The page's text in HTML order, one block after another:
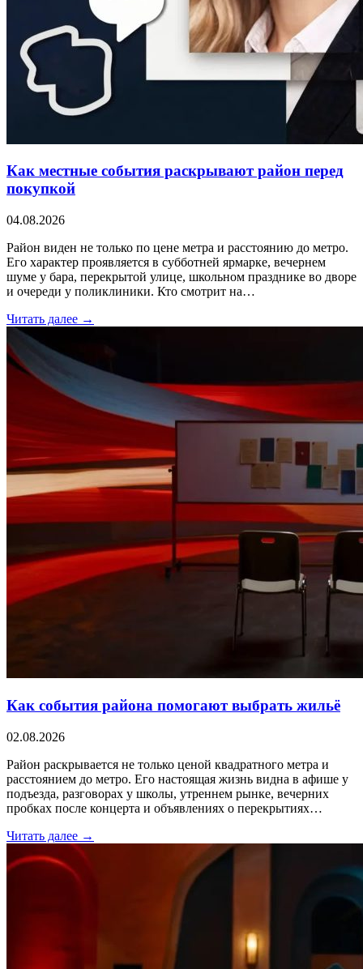
Как местные события раскрывают район перед
покупкой
04.08.2026
Район виден не только по цене метра и расстоянию до метро.
Его характер проявляется в субботней ярмарке, вечернем
шуме у бара, перекрытой улице, школьном празднике во дворе
и очереди у поликлиники. Кто смотрит на…
Читать далее →
Как события района помогают выбрать жильё
02.08.2026
Район раскрывается не только ценой квадратного метра и
расстоянием до метро. Его настоящая жизнь видна в афише у
подъезда, разговорах у школы, утреннем рынке, вечерних
пробках после концерта и объявлениях о перекрытиях…
Читать далее →